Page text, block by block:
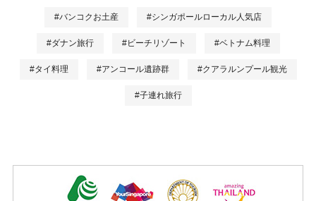
#バンコクお土産 #シンガポールローカル人気店
#ダナン旅行 #ビーチリゾート #ベトナム料理
#タイ料理 #アンコール遺跡群 #クアラルンプール観光
#子連れ旅行